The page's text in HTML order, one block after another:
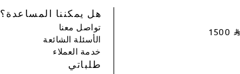
⃁
هل يمكننا المساعدة؟
تواصل معنا
الأسئلة الشائعة
خدمة العملاء
طلباتي